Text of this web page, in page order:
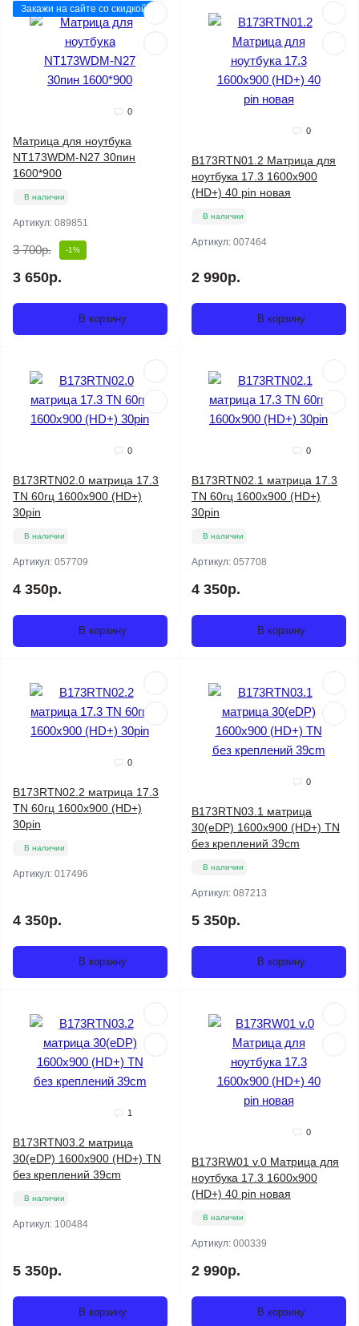
Закажи на сайте со скидкой
0
Матрица для ноутбука
NT173WDM-N27 30пин
1600*900
В наличии
Артикул: 089851
3 700р. -1%
3 650р.
В корзину
0
B173RTN01.2 Матрица для
ноутбука 17.3 1600x900
(HD+) 40 pin новая
В наличии
Артикул: 007464
2 990р.
В корзину
0
B173RTN02.0 матрица 17.3
TN 60гц 1600x900 (HD+)
30pin
В наличии
Артикул: 057709
4 350р.
В корзину
0
B173RTN02.1 матрица 17.3
TN 60гц 1600x900 (HD+)
30pin
В наличии
Артикул: 057708
4 350р.
В корзину
0
B173RTN02.2 матрица 17.3
TN 60гц 1600x900 (HD+)
30pin
В наличии
Артикул: 017496
4 350р.
В корзину
0
B173RTN03.1 матрица
30(eDP) 1600x900 (HD+) TN
без креплений 39cm
В наличии
Артикул: 087213
5 350р.
В корзину
1
B173RTN03.2 матрица
30(eDP) 1600x900 (HD+) TN
без креплений 39cm
В наличии
Артикул: 100484
5 350р.
В корзину
0
B173RW01 v.0 Матрица для
ноутбука 17.3 1600x900
(HD+) 40 pin новая
В наличии
Артикул: 000339
2 990р.
В корзину